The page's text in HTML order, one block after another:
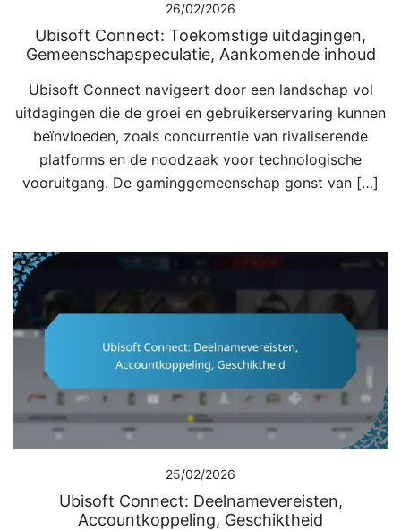
26/02/2026
Ubisoft Connect: Toekomstige uitdagingen,
Gemeenschapspeculatie, Aankomende inhoud
Ubisoft Connect navigeert door een landschap vol
uitdagingen die de groei en gebruikerservaring kunnen
beïnvloeden, zoals concurrentie van rivaliserende
platforms en de noodzaak voor technologische
vooruitgang. De gaminggemeenschap gonst van […]
25/02/2026
Ubisoft Connect: Deelnamevereisten,
Accountkoppeling, Geschiktheid